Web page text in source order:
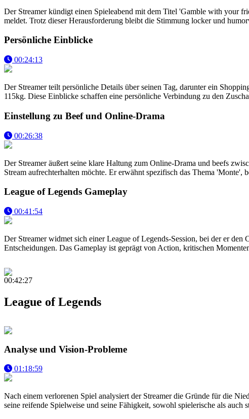
Der Streamer kündigt einen Spieleabend mit dem Titel 'Gamble with your
meldet. Trotz dieser Herausforderung bleibt die Stimmung locker und
Persönliche Einblicke
00:24:13
Der Streamer teilt persönliche Details über seinen Tag, darunter ein
115kg. Diese Einblicke schaffen eine persönliche Verbindung zu den
Einstellung zu Beef und Online-Drama
00:26:38
Der Streamer äußert seine klare Haltung zum Online-Drama und beefs
Stream aufrechterhalten möchte. Er erwähnt spezifisch das Thema 'Monte',
League of Legends Gameplay
00:41:54
Der Streamer widmet sich einer League of Legends-Session, bei der er
Entscheidungen. Das Gameplay ist geprägt von Action, kritischen
00:42:27
League of Legends
Analyse und Vision-Probleme
01:18:59
Nach einem verlorenen Spiel analysiert der Streamer die Gründe für die
seine reifende Spielweise und seine Fähigkeit, sowohl spielerische als auch